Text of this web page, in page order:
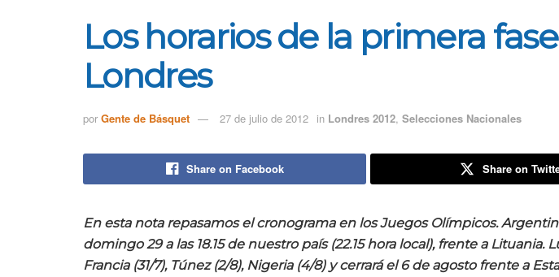
Los horarios de la primera
Londres
por Gente de Básquet 27 de julio de 2012 in Londres 2012, Selecciones Nacionales
Share on Facebook Share on
En esta nota repasamos el cronograma en los Juegos Olímpicos.
domingo 29 a las 18.15 de nuestro país (22.15 hora local), frente a Lituania.
Francia (31/7), Túnez (2/8), Nigeria (4/8) y cerrará el 6 de agosto frente a